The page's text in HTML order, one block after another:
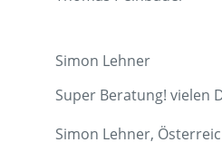
Simon Lehner
Super Beratung! vielen
Simon Lehner,